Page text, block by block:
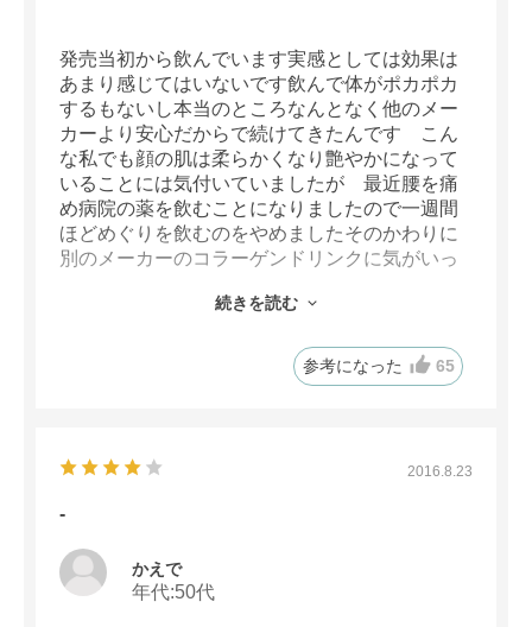
発売当初から飲んでいます実感としては効果は
あまり感じてはいないです飲んで体がポカポカ
するもないし本当のところなんとなく他のメー
カーより安心だからで続けてきたんです こん
な私でも顔の肌は柔らかくなり艶やかになって
いることには気付いていましたが 最近腰を痛
め病院の薬を飲むことになりましたので一週間
ほどめぐりを飲むのをやめましたそのかわりに
別のメーカーのコラーゲンドリンクに気がいっ
ったですめぐりをやめてみて 私にはじっくり
むくみにもきいているんだとはっきり自分の体
続きを読む
参考になった 65
2016.8.23
-
かえで
年代:50代